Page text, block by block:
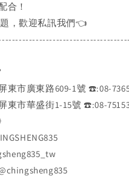
合！
，歡迎私訊我們👈️
東市廣東路609-1號 ☎️:08-
東市華盛街1-15號 ☎️:08-